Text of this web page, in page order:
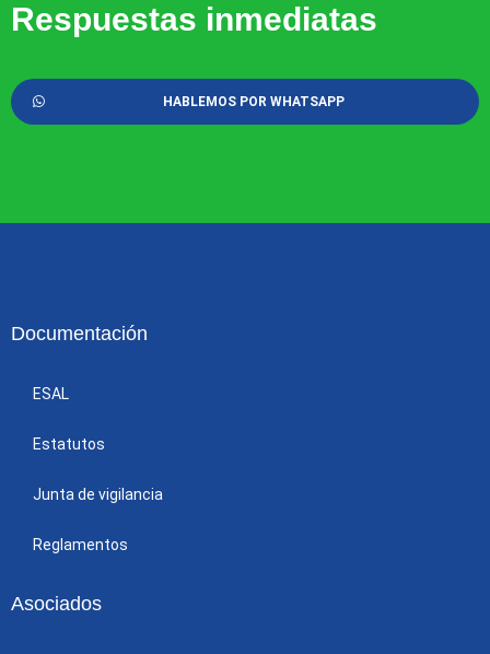
Respuestas inmediatas
HABLEMOS POR WHATSAPP
Documentación
ESAL
Estatutos
Junta de vigilancia
Reglamentos
Asociados